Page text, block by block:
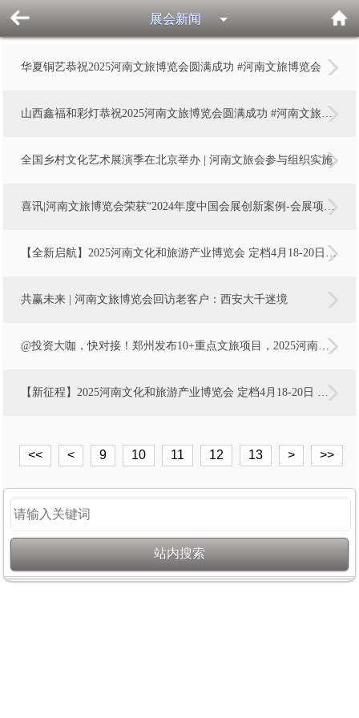
展会新闻
华夏铜艺恭祝2025河南文旅博览会圆满成功 #河南文旅博览会
山西鑫福和彩灯恭祝2025河南文旅博览会圆满成功 #河南文旅博览会
全国乡村文化艺术展演季在北京举办 | 河南文旅会参与组织实施
喜讯|河南文旅博览会荣获“2024年度中国会展创新案例-会展项目运营模式创新”奖
【全新启航】2025河南文化和旅游产业博览会 定档4月18-20日 郑州国际会展中心
共赢未来 | 河南文旅博览会回访老客户：西安大千迷境
@投资大咖，快对接！郑州发布10+重点文旅项目，2025河南文旅博览会同步宣发
【新征程】2025河南文化和旅游产业博览会 定档4月18-20日 郑州国际会展中心
<< < 9 10 11 12 13 > >>